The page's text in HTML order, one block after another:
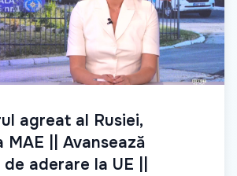
agreat al Rusiei,
MAE || Avansează
aderare la UE ||